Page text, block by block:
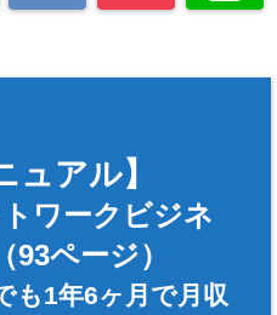
ュアル】
トワークビジネ
93ページ）
も1年6ヶ月で月収